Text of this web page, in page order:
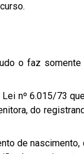
o faz somente
nº 6.015/73
do
de nascimento,